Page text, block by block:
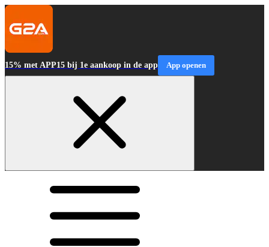
15% met APP15 bij 1e aankoop in de app App openen